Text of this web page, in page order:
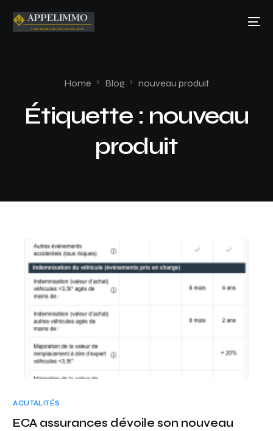
Home Blog nouveau produit
Étiquette : nouveau
produit
ACUTALITÉS
ECA assurances dévoile son nouveau